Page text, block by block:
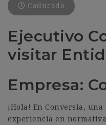
Caducada
Ejecutivo
visitar
Empresa:
¡Hola! En Conversia,
experiencia en